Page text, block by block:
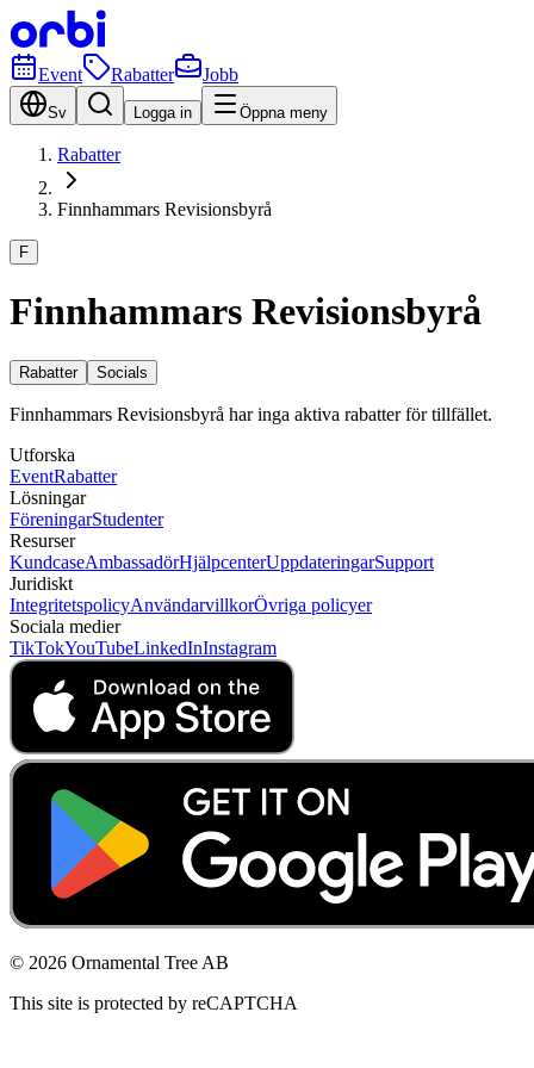
Event Rabatter Jobb
Sv Logga in Öppna meny
Rabatter
Finnhammars Revisionsbyrå
F
Finnhammars Revisionsbyrå
Rabatter Socials
Finnhammars Revisionsbyrå har inga aktiva rabatter för tillfället.
Utforska
EventRabatter
Lösningar
FöreningarStudenter
Resurser
KundcaseAmbassadörHjälpcenterUppdateringarSupport
Juridiskt
IntegritetspolicyAnvändarvillkorÖvriga policyer
Sociala medier
TikTokYouTubeLinkedInInstagram
© 2026 Ornamental Tree AB
This site is protected by reCAPTCHA